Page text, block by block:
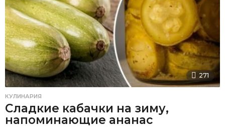
271
КУЛИНАРИЯ
Сладкие кабачки на зиму,
напоминающие ананас